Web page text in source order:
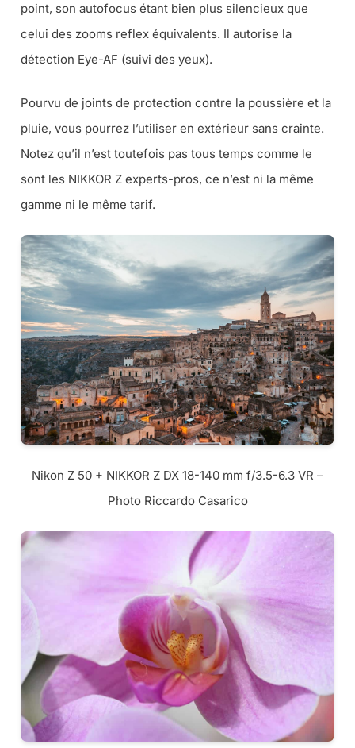
point, son autofocus étant bien plus silencieux que
celui des zooms reflex équivalents. Il autorise la
détection Eye-AF (suivi des yeux).
Pourvu de joints de protection contre la poussière et la
pluie, vous pourrez l’utiliser en extérieur sans crainte.
Notez qu’il n’est toutefois pas tous temps comme le
sont les NIKKOR Z experts-pros, ce n’est ni la même
gamme ni le même tarif.
Nikon Z 50 + NIKKOR Z DX 18-140 mm f/3.5-6.3 VR –
Photo Riccardo Casarico